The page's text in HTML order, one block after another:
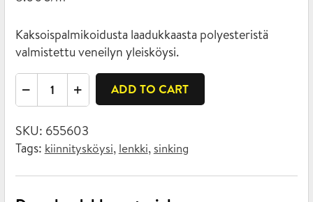
Kaksoispalmikoidusta laadukkaasta polyesteristä
valmistettu veneilyn yleisköysi.
with
a
ADD TO CART
SKU: 655603
Tags: kiinnitysköysi, lenkki, sinking